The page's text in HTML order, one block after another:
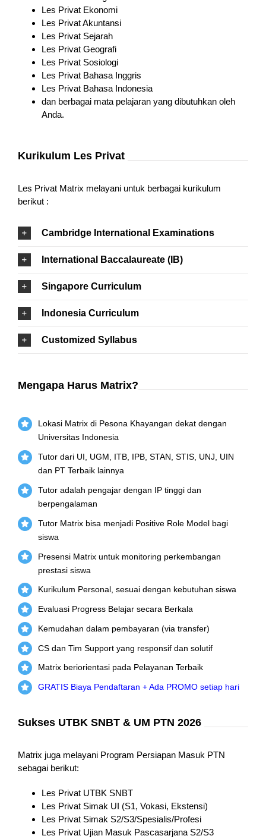
Les Privat Ekonomi
Les Privat Akuntansi
Les Privat Sejarah
Les Privat Geografi
Les Privat Sosiologi
Les Privat Bahasa Inggris
Les Privat Bahasa Indonesia
dan berbagai mata pelajaran yang dibutuhkan oleh
Anda.
Kurikulum Les Privat
Les Privat Matrix melayani untuk berbagai kurikulum
berikut :
Cambridge International Examinations
International Baccalaureate (IB)
Singapore Curriculum
Indonesia Curriculum
Customized Syllabus
Mengapa Harus Matrix?
Lokasi Matrix di Pesona Khayangan dekat dengan
Universitas Indonesia
Tutor dari UI, UGM, ITB, IPB, STAN, STIS, UNJ, UIN
dan PT Terbaik lainnya
Tutor adalah pengajar dengan IP tinggi dan
berpengalaman
Tutor Matrix bisa menjadi Positive Role Model bagi
siswa
Presensi Matrix untuk monitoring perkembangan
prestasi siswa
Kurikulum Personal, sesuai dengan kebutuhan siswa
Evaluasi Progress Belajar secara Berkala
Kemudahan dalam pembayaran (via transfer)
CS dan Tim Support yang responsif dan solutif
Matrix beriorientasi pada Pelayanan Terbaik
GRATIS Biaya Pendaftaran + Ada PROMO setiap hari
Sukses UTBK SNBT & UM PTN 2026
Matrix juga melayani Program Persiapan Masuk PTN
sebagai berikut:
Les Privat UTBK SNBT
Les Privat Simak UI (S1, Vokasi, Ekstensi)
Les Privat Simak S2/S3/Spesialis/Profesi
Les Privat Ujian Masuk Pascasarjana S2/S3